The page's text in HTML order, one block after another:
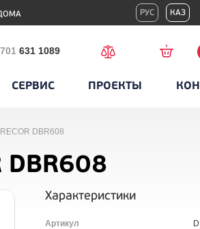
РУС КАЗ
631 1089
СЕРВИС ПРОЕКТЫ
DBR608
DBR608
Характеристики
Артикул